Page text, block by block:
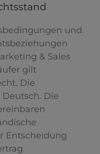
und
& Sales
gilt
Die
Die
Entscheidung